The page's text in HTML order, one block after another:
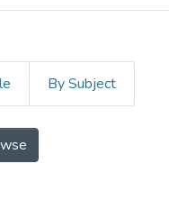
By Subject